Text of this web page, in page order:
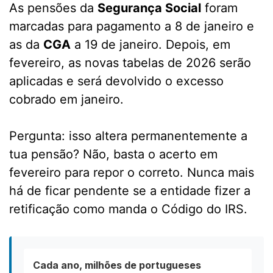
As pensões da Segurança Social foram
marcadas para pagamento a 8 de janeiro e
as da CGA a 19 de janeiro. Depois, em
fevereiro, as novas tabelas de 2026 serão
aplicadas e será devolvido o excesso
cobrado em janeiro.
Pergunta: isso altera permanentemente a
tua pensão? Não, basta o acerto em
fevereiro para repor o correto. Nunca mais
há de ficar pendente se a entidade fizer a
retificação como manda o Código do IRS.
Cada ano, milhões de portugueses